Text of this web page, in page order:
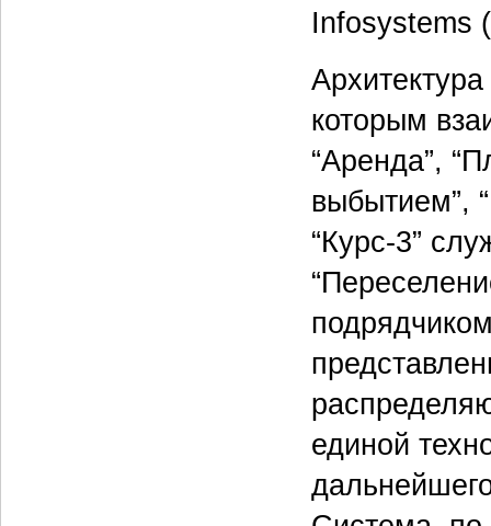
Infosystems (
которым
“Аренда”,
выбытием”,
“Курс-3”
единой